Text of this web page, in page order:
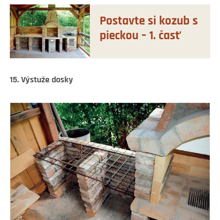
Postavte si kozub s
pieckou – 1. časť
15. Výstuže dosky